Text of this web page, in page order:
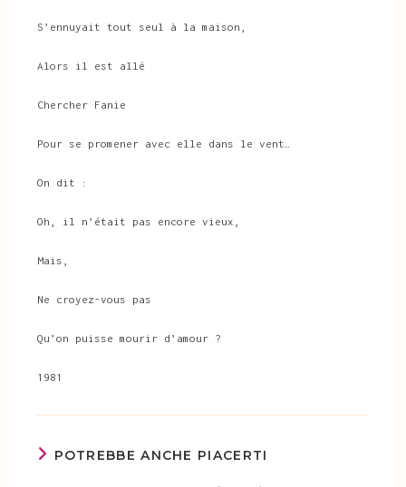
S’ennuyait tout seul à la maison,
Alors il est allé
Chercher Fanie
Pour se promener avec elle dans le vent…
On dit :
Oh, il n’était pas encore vieux,
Mais,
Ne croyez-vous pas
Qu’on puisse mourir d’amour ?
1981
POTREBBE ANCHE PIACERTI